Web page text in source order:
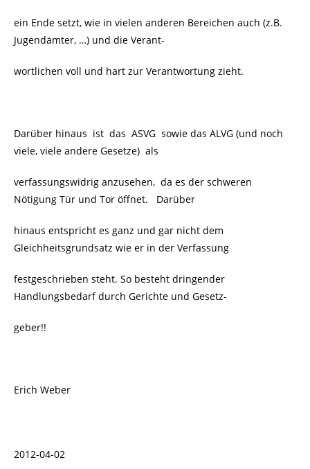
ein Ende setzt, wie in vielen anderen Bereichen auch (z.B.
Jugendämter, …) und die Verant-
wortlichen voll und hart zur Verantwortung zieht.
Darüber hinaus ist das ASVG sowie das ALVG (und noch
viele, viele andere Gesetze) als
verfassungswidrig anzusehen, da es der schweren
Nötigung Tür und Tor öffnet. Darüber
hinaus entspricht es ganz und gar nicht dem
Gleichheitsgrundsatz wie er in der Verfassung
festgeschrieben steht. So besteht dringender
Handlungsbedarf durch Gerichte und Gesetz-
geber!!
Erich Weber
2012-04-02